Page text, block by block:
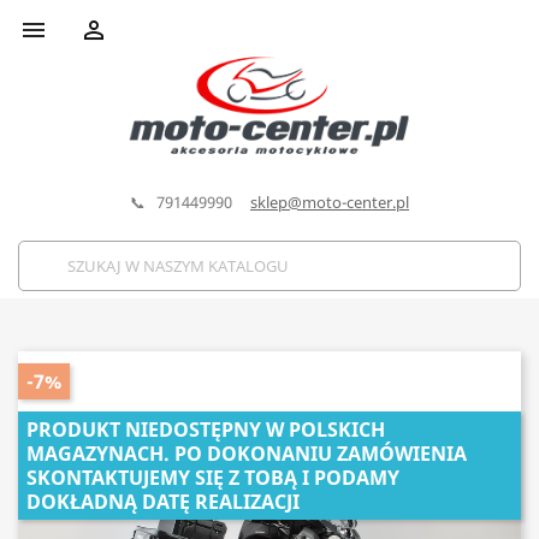
 
📞 791449990 sklep@moto-center.pl
-7%
PRODUKT NIEDOSTĘPNY W POLSKICH
MAGAZYNACH. PO DOKONANIU ZAMÓWIENIA
SKONTAKTUJEMY SIĘ Z TOBĄ I PODAMY
DOKŁADNĄ DATĘ REALIZACJI